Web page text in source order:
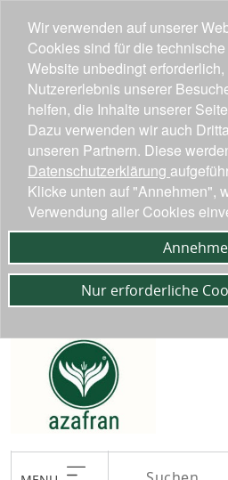
Wir verwenden auf unserer
Cookies sind für die
Website unbedingt
Nutzererlebnis unserer
helfen, die Inhalte unserer
Dazu verwenden wir auch
unseren Partnern. Diese
Datenschutzerklärung
Klicke unten auf "Annehmen",
Verwendung aller Cookies
Nur erforderliche